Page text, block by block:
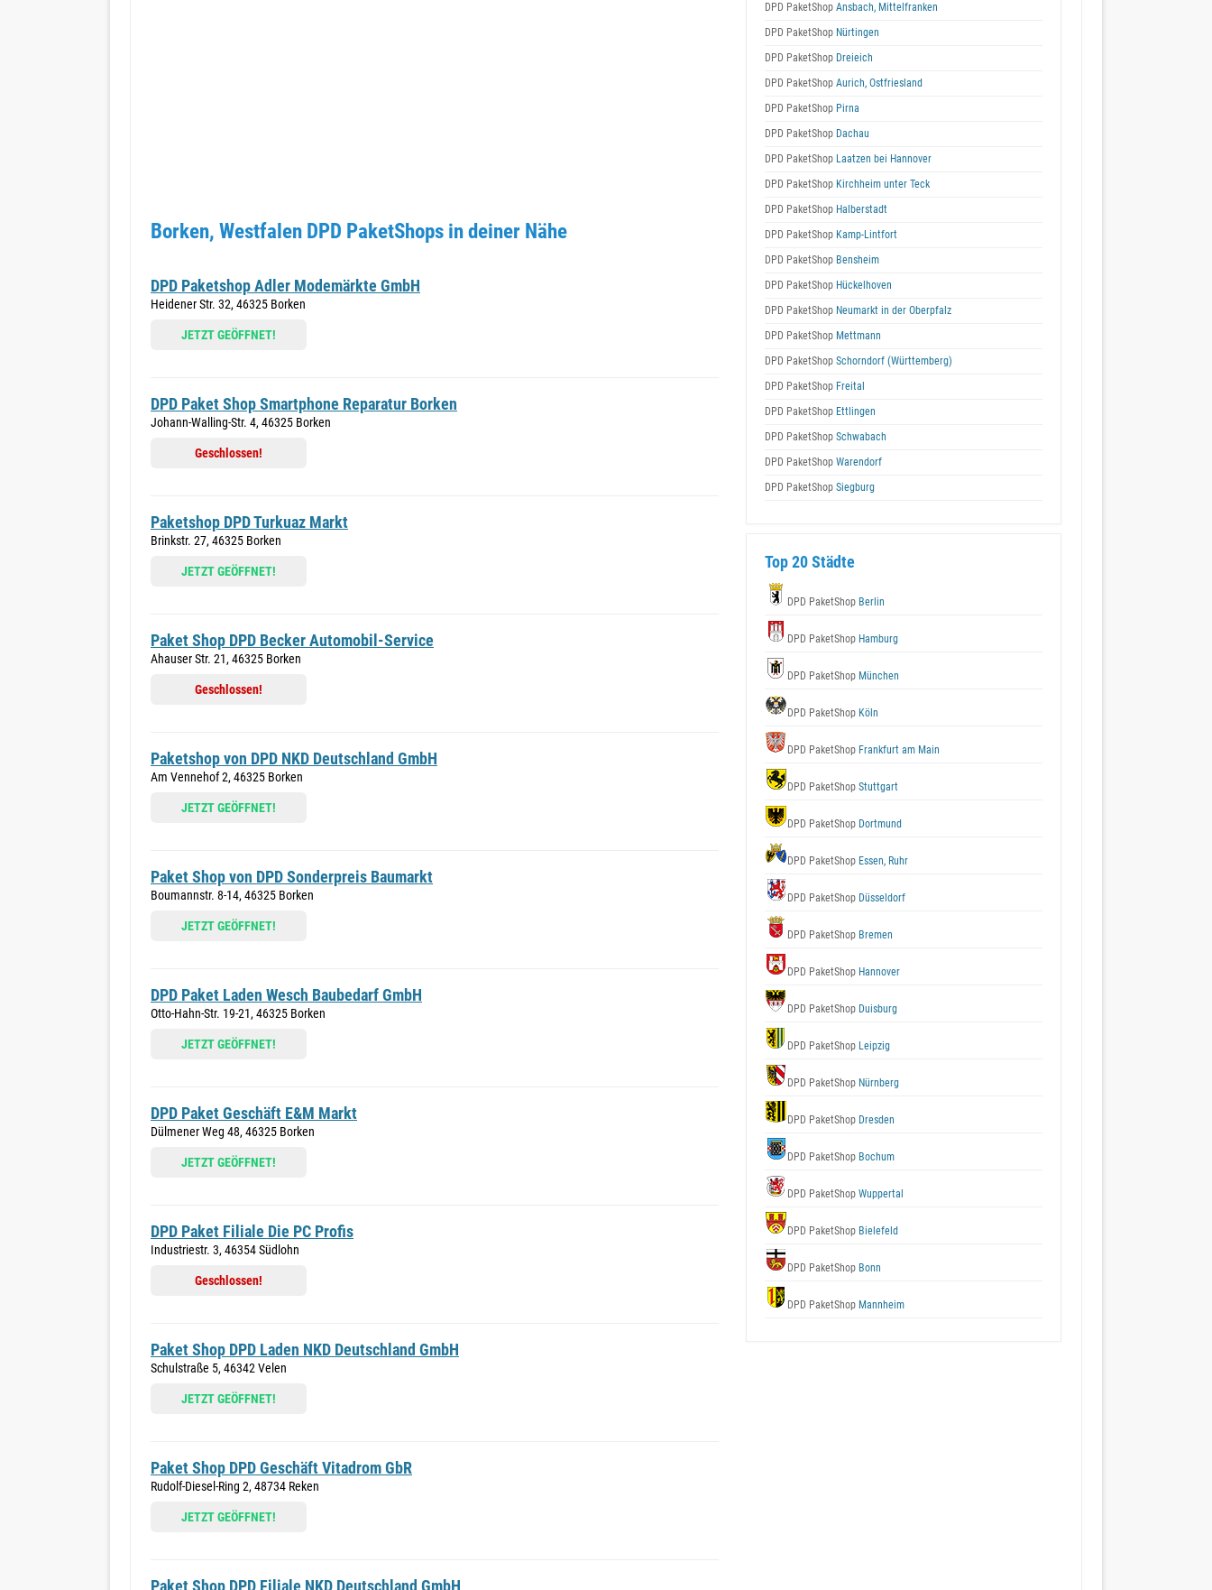
Borken, Westfalen DPD PaketShops in deiner Nähe
DPD Paketshop Adler Modemärkte GmbH
Heidener Str. 32, 46325 Borken
JETZT GEÖFFNET!
DPD Paket Shop Smartphone Reparatur Borken
Johann-Walling-Str. 4, 46325 Borken
Geschlossen!
Paketshop DPD Turkuaz Markt
Brinkstr. 27, 46325 Borken
JETZT GEÖFFNET!
Paket Shop DPD Becker Automobil-Service
Ahauser Str. 21, 46325 Borken
Geschlossen!
Paketshop von DPD NKD Deutschland GmbH
Am Vennehof 2, 46325 Borken
JETZT GEÖFFNET!
Paket Shop von DPD Sonderpreis Baumarkt
Boumannstr. 8-14, 46325 Borken
JETZT GEÖFFNET!
DPD Paket Laden Wesch Baubedarf GmbH
Otto-Hahn-Str. 19-21, 46325 Borken
JETZT GEÖFFNET!
DPD Paket Geschäft E&M Markt
Dülmener Weg 48, 46325 Borken
JETZT GEÖFFNET!
DPD Paket Filiale Die PC Profis
Industriestr. 3, 46354 Südlohn
Geschlossen!
Paket Shop DPD Laden NKD Deutschland GmbH
Schulstraße 5, 46342 Velen
JETZT GEÖFFNET!
Paket Shop DPD Geschäft Vitadrom GbR
Rudolf-Diesel-Ring 2, 48734 Reken
JETZT GEÖFFNET!
Paket Shop DPD Filiale NKD Deutschland GmbH
DPD PaketShop Ansbach, Mittelfranken
DPD PaketShop Nürtingen
DPD PaketShop Dreieich
DPD PaketShop Aurich, Ostfriesland
DPD PaketShop Pirna
DPD PaketShop Dachau
DPD PaketShop Laatzen bei Hannover
DPD PaketShop Kirchheim unter Teck
DPD PaketShop Halberstadt
DPD PaketShop Kamp-Lintfort
DPD PaketShop Bensheim
DPD PaketShop Hückelhoven
DPD PaketShop Neumarkt in der Oberpfalz
DPD PaketShop Mettmann
DPD PaketShop Schorndorf (Württemberg)
DPD PaketShop Freital
DPD PaketShop Ettlingen
DPD PaketShop Schwabach
DPD PaketShop Warendorf
DPD PaketShop Siegburg
Top 20 Städte
DPD PaketShop Berlin
DPD PaketShop Hamburg
DPD PaketShop München
DPD PaketShop Köln
DPD PaketShop Frankfurt am Main
DPD PaketShop Stuttgart
DPD PaketShop Dortmund
DPD PaketShop Essen, Ruhr
DPD PaketShop Düsseldorf
DPD PaketShop Bremen
DPD PaketShop Hannover
DPD PaketShop Duisburg
DPD PaketShop Leipzig
DPD PaketShop Nürnberg
DPD PaketShop Dresden
DPD PaketShop Bochum
DPD PaketShop Wuppertal
DPD PaketShop Bielefeld
DPD PaketShop Bonn
DPD PaketShop Mannheim